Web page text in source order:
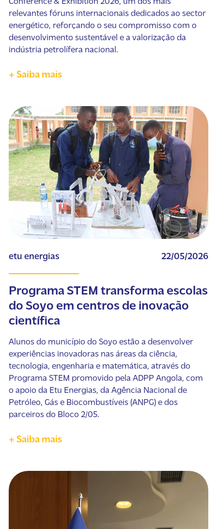
relevantes fóruns internacionais dedicados ao sector
energético, reforçando o seu compromisso com o
desenvolvimento sustentável e a valorização da
indústria petrolífera nacional.
+ Saiba mais
etu energias 22/05/2026
Programa STEM transforma escolas
do Soyo em centros de inovação
científica
Alunos do município do Soyo estão a desenvolver
experiências inovadoras nas áreas da ciência,
tecnologia, engenharia e matemática, através do
Programa STEM promovido pela ADPP Angola, com
o apoio da Etu Energias, da Agência Nacional de
Petróleo, Gás e Biocombustíveis (ANPG) e dos
parceiros do Bloco 2/05.
+ Saiba mais